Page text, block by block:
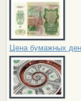
Цена бумажных